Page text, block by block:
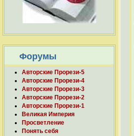
Форумы
Авторские Прорези-5
Авторские Прорези-4
Авторские Прорези-3
Авторские Прорези-2
Авторские Прорези-1
Великая Империя
Просветление
Понять себя